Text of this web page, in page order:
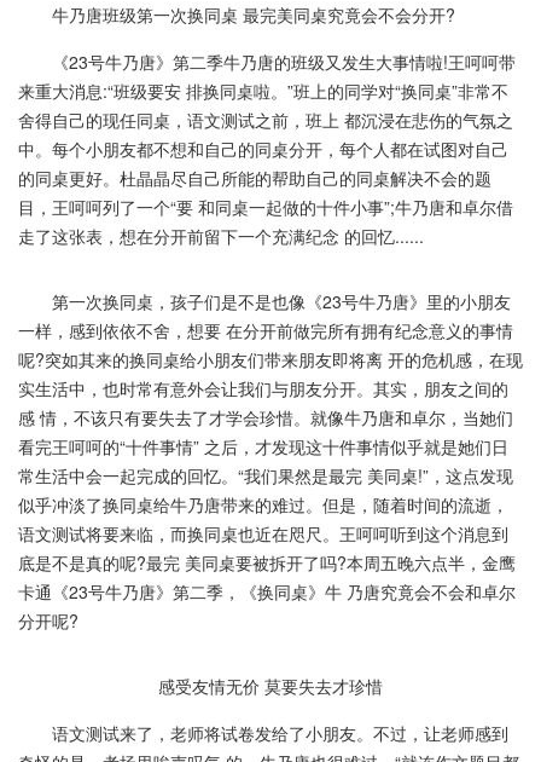
牛乃唐班级第一次换同桌 最完美同桌究竟会不会分开?
《23号牛乃唐》第二季牛乃唐的班级又发生大事情啦!王呵呵带
来重大消息:“班级要安 排换同桌啦。”班上的同学对“换同桌”非常不
舍得自己的现任同桌，语文测试之前，班上 都沉浸在悲伤的气氛之
中。每个小朋友都不想和自己的同桌分开，每个人都在试图对自己
的同桌更好。杜晶晶尽自己所能的帮助自己的同桌解决不会的题
目，王呵呵列了一个“要 和同桌一起做的十件小事”;牛乃唐和卓尔借
走了这张表，想在分开前留下一个充满纪念 的回忆......
第一次换同桌，孩子们是不是也像《23号牛乃唐》里的小朋友
一样，感到依依不舍，想要 在分开前做完所有拥有纪念意义的事情
呢?突如其来的换同桌给小朋友们带来朋友即将离 开的危机感，在现
实生活中，也时常有意外会让我们与朋友分开。其实，朋友之间的
感 情，不该只有要失去了才学会珍惜。就像牛乃唐和卓尔，当她们
看完王呵呵的“十件事情” 之后，才发现这十件事情似乎就是她们日
常生活中会一起完成的回忆。“我们果然是最完 美同桌!”，这点发现
似乎冲淡了换同桌给牛乃唐带来的难过。但是，随着时间的流逝，
语文测试将要来临，而换同桌也近在咫尺。王呵呵听到这个消息到
底是不是真的呢?最完 美同桌要被拆开了吗?本周五晚六点半，金鹰
卡通《23号牛乃唐》第二季，《换同桌》牛 乃唐究竟会不会和卓尔
分开呢?
感受友情无价 莫要失去才珍惜
语文测试来了，老师将试卷发给了小朋友。不过，让老师感到